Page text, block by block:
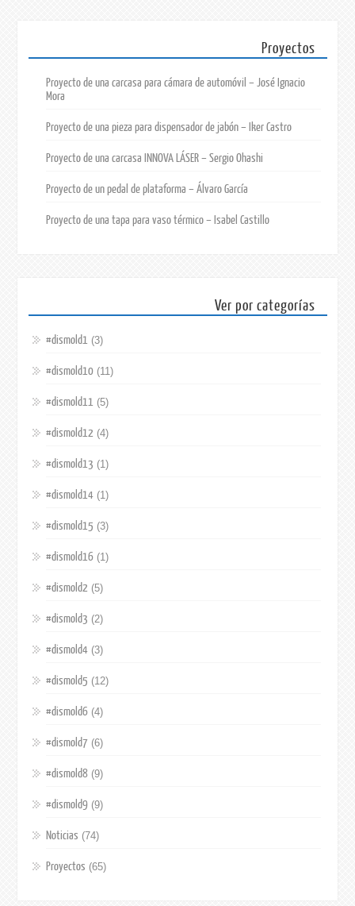
Proyectos
Proyecto de una carcasa para cámara de automóvil – José Ignacio
Mora
Proyecto de una pieza para dispensador de jabón – Iker Castro
Proyecto de una carcasa INNOVA LÁSER – Sergio Ohashi
Proyecto de un pedal de plataforma – Álvaro García
Proyecto de una tapa para vaso térmico – Isabel Castillo
Ver por categorías
#dismold1 (3)
#dismold10(11)
#dismold11 (5)
#dismold12 (4)
#dismold13 (1)
#dismold14(1)
#dismold15 (3)
#dismold16(1)
#dismold2 (5)
#dismold3 (2)
#dismold4(3)
#dismold5 (12)
#dismold6(4)
#dismold7(6)
#dismold8(9)
#dismold9(9)
Noticias (74)
Proyectos (65)